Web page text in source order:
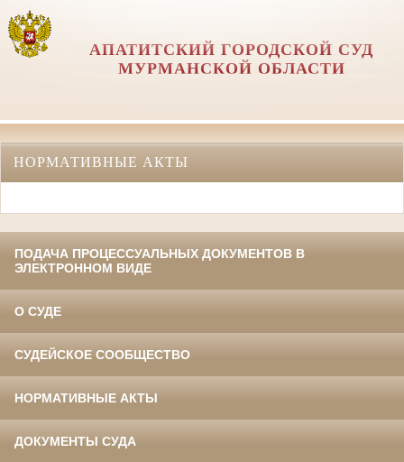
АПАТИТСКИЙ ГОРОДСКОЙ СУД
МУРМАНСКОЙ ОБЛАСТИ
НОРМАТИВНЫЕ АКТЫ
ПОДАЧА ПРОЦЕССУАЛЬНЫХ ДОКУМЕНТОВ В
ЭЛЕКТРОННОМ ВИДЕ
О СУДЕ
СУДЕЙСКОЕ СООБЩЕСТВО
НОРМАТИВНЫЕ АКТЫ
ДОКУМЕНТЫ СУДА